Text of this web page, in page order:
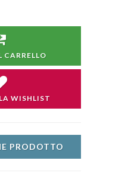
CARRELLO
WISHLIST
PRODOTTO